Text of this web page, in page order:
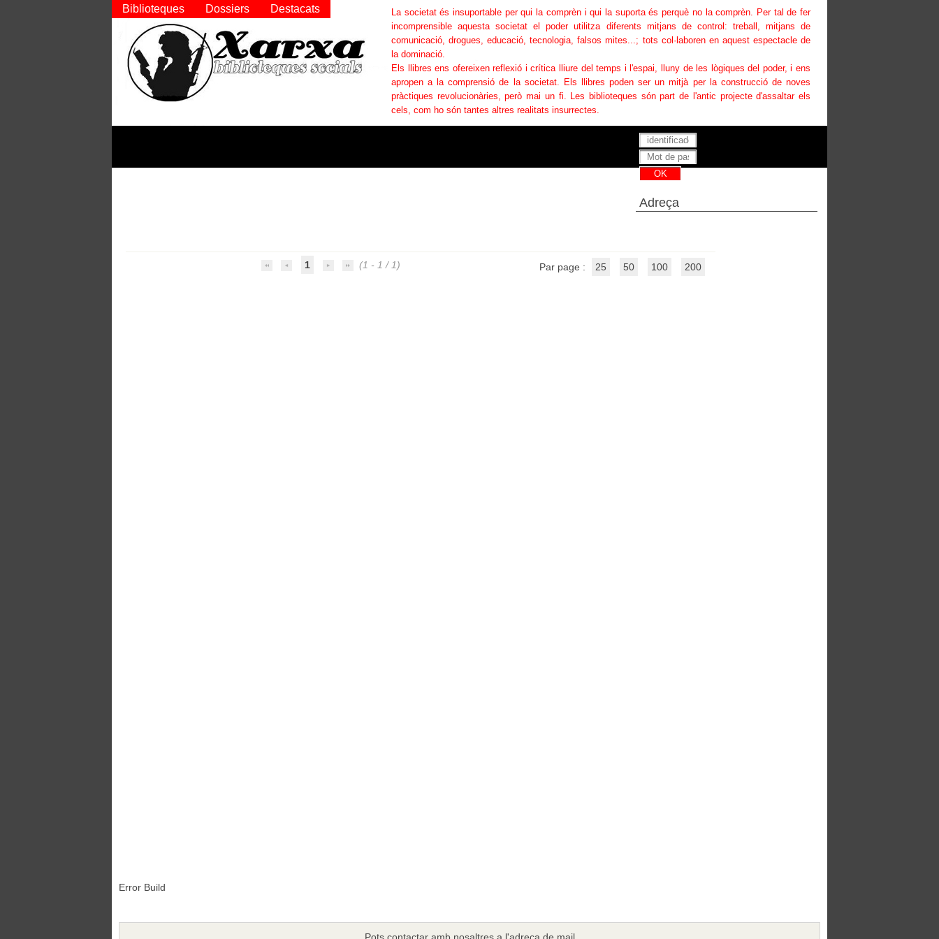
1 (1 - 1 / 1) Par page : 25 50 100 200
Error Build
La societat és insuportable per qui la comprèn i qui la suporta és perquè no la comprèn. Per tal de fer
incomprensible aquesta societat el poder utilitza diferents mitjans de control: treball, mitjans de
comunicació, drogues, educació, tecnologia, falsos mites...; tots col·laboren en aquest espectacle de
la dominació.
Els llibres ens ofereixen reflexió i crítica lliure del temps i l'espai, lluny de les lògiques del poder, i ens
apropen a la comprensió de la societat. Els llibres poden ser un mitjà per la construcció de noves
pràctiques revolucionàries, però mai un fi. Les biblioteques són part de l'antic projecte d'assaltar els
cels, com ho són tantes altres realitats insurrectes.
Biblioteques Dossiers Destacats
Adreça